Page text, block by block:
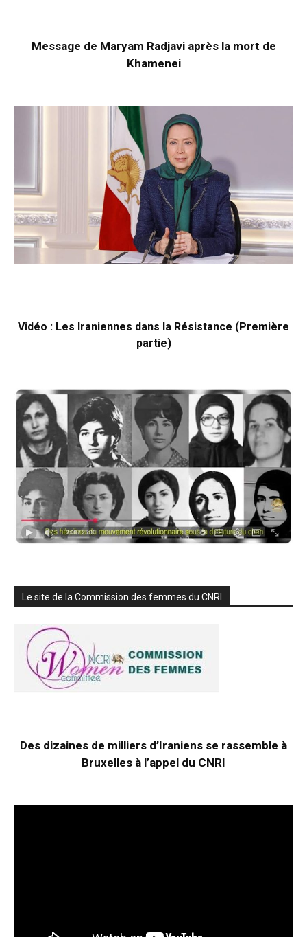
Message de Maryam Radjavi après la mort de
Khamenei
Vidéo : Les Iraniennes dans la Résistance (Première
partie)
Le site de la Commission des femmes du CNRI
Des dizaines de milliers d’Iraniens se rassemble à
Bruxelles à l’appel du CNRI